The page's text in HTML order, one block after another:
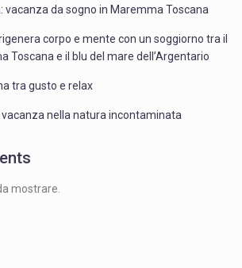
vacanza da sogno in Maremma Toscana
corpo e mente con un soggiorno tra il
Toscana e il blu del mare dell’Argentario
tra gusto e relax
nella natura incontaminata
mostrare.